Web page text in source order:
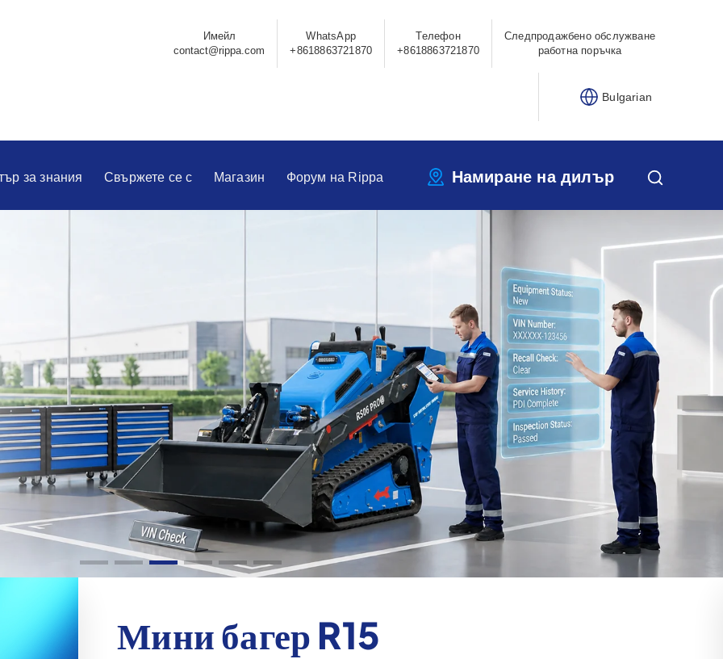
Имейл
contact@rippa.com
WhatsApp
+8618863721870
Телефон
+8618863721870
Следпродажбено обслужване
работна поръчка
Bulgarian
за знания Свържете се с Магазин Форум на Rippa Намиране на дилър
Мини багер R15